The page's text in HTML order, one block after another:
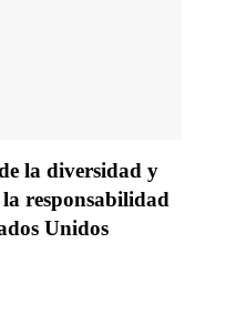
la diversidad y
la responsabilidad
Unidos